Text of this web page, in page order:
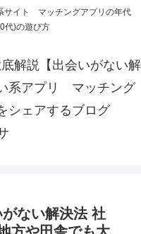
サイト マッチングアプリの年代
代)の遊び方
解説【出会いがない解
系アプリ マッチング
をシェアするブログ
ない解決法 社